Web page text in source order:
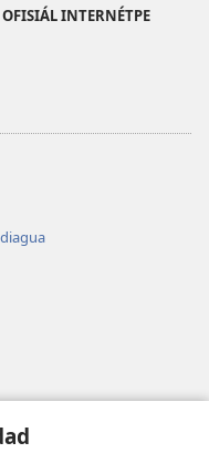
INTERNÉTPE